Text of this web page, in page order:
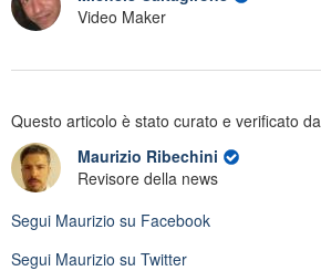
Video Maker
Questo articolo è stato curato e verificato da
Maurizio Ribechini
Revisore della news
Segui Maurizio su Facebook
Segui Maurizio su Twitter